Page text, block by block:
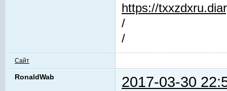
https://
/
/
Сайт
RonaldWab 2017-03-30